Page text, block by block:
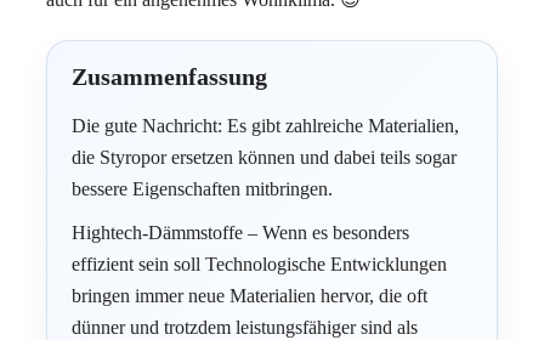
Zusammenfassung
Die gute Nachricht: Es gibt zahlreiche Materialien,
die Styropor ersetzen können und dabei teils sogar
bessere Eigenschaften mitbringen.
Hightech-Dämmstoffe – Wenn es besonders
effizient sein soll Technologische Entwicklungen
bringen immer neue Materialien hervor, die oft
dünner und trotzdem leistungsfähiger sind als